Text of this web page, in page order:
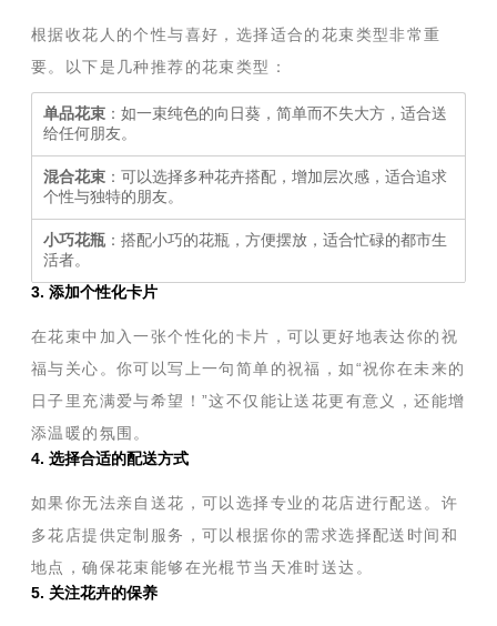
根据收花人的个性与喜好，选择适合的花束类型非常重
要。以下是几种推荐的花束类型：
单品花束 ：如一束纯色的向日葵，简单而不失大方，适合送
给任何朋友。
混合花束 ：可以选择多种花卉搭配，增加层次感，适合追求
个性与独特的朋友。
小巧花瓶 ：搭配小巧的花瓶，方便摆放，适合忙碌的都市生
活者。
3. 添加个性化卡片
在花束中加入一张个性化的卡片，可以更好地表达你的祝
福与关心。你可以写上一句简单的祝福，如“祝你在未来的
日子里充满爱与希望！”这不仅能让送花更有意义，还能增
添温暖的氛围。
4. 选择合适的配送方式
如果你无法亲自送花，可以选择专业的花店进行配送。许
多花店提供定制服务，可以根据你的需求选择配送时间和
地点，确保花束能够在光棍节当天准时送达。
5. 关注花卉的保养